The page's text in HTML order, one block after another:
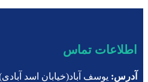
اطلاعات تماس
آدرس: